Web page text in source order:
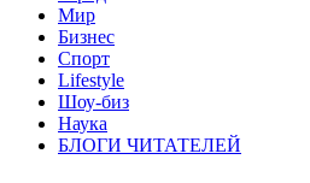
Мир
Бизнес
Спорт
Lifestyle
Шоу-биз
Наука
БЛОГИ ЧИТАТЕЛЕЙ